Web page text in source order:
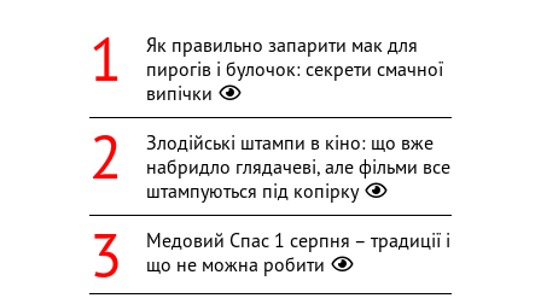
Як правильно запарити мак для
пирогів і булочок: секрети смачної
випічки
Злодійські штампи в кіно: що вже
набридло глядачеві, але фільми все
штампуються під копірку
Медовий Спас 1 серпня – традиції і
що не можна робити